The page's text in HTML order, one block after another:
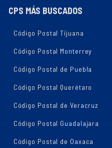
CPS MÁS BUSCADOS
Código Postal Tijuana
Código Postal Monterrey
Código Postal de Puebla
Código Postal Querétaro
Código Postal de Veracruz
Código Postal Guadalajara
Código Postal de Oaxaca